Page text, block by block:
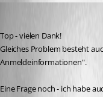
Top - vielen Dank!
Gleiches Problem besteht
Anmeldeinformationen".
Eine Frage noch - ich habe